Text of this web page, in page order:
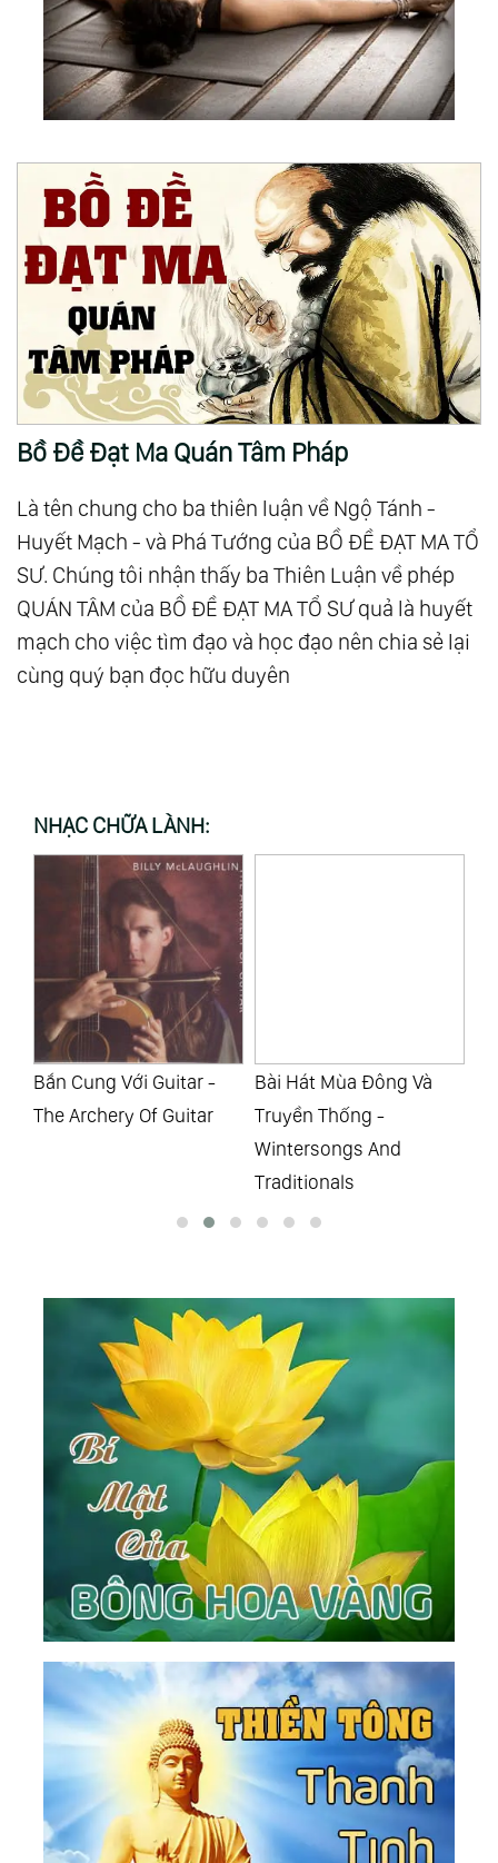
Bồ Đề Đạt Ma Quán Tâm Pháp
Là tên chung cho ba thiên luận về Ngộ Tánh -
Huyết Mạch - và Phá Tướng của BỒ ĐỀ ĐẠT MA TỔ
SƯ. Chúng tôi nhận thấy ba Thiên Luận về phép
QUÁN TÂM của BỒ ĐỀ ĐẠT MA TỔ SƯ quả là huyết
mạch cho việc tìm đạo và học đạo nên chia sẻ lại
cùng quý bạn đọc hữu duyên
NHẠC CHỮA LÀNH:
Bắn Cung Với Guitar -
The Archery Of Guitar
Bài Hát Mùa Đông Và
Truyền Thống -
Wintersongs And
Traditionals